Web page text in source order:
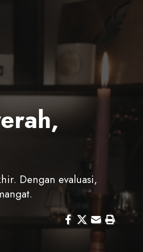
Dengan evaluasi,